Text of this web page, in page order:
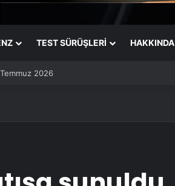
TEST SÜRÜŞLERİ HAKKINDA
2026